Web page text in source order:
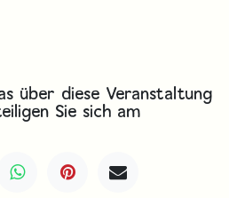
über diese Veranstaltung
Sie sich am